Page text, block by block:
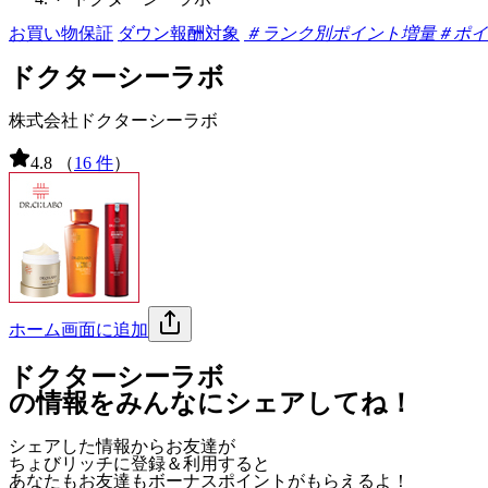
お買い物保証 ダウン報酬対象 ＃ランク別ポイント増量＃ポ
ドクターシーラボ
株式会社ドクターシーラボ
4.8 （16 件）
ホーム画面に追加
ドクターシーラボ
の情報をみんなにシェアしてね！
シェアした情報からお友達が
ちょびリッチに登録＆利用すると
あなたもお友達もボーナスポイント がもらえるよ！